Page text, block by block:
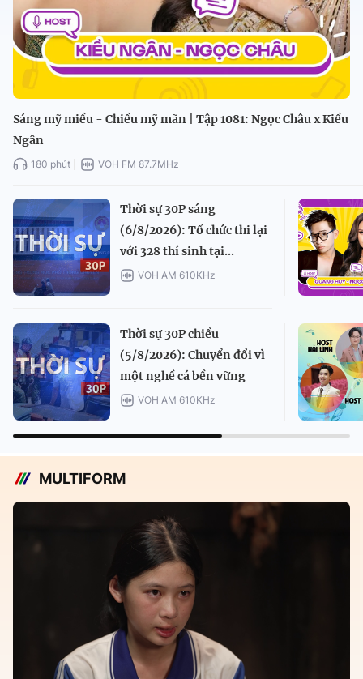
Sáng mỹ miều - Chiều mỹ mãn | Tập 1081: Ngọc Châu x Kiều
Ngân
180 phút VOH FM 87.7MHz
Thời sự 30P sáng
(6/8/2026): Tổ chức thi lại
với 328 thí sinh tại...
VOH AM 610KHz
Thời sự 30P chiều
(5/8/2026): Chuyển đổi vì
một nghề cá bền vững
VOH AM 610KHz
MULTIFORM